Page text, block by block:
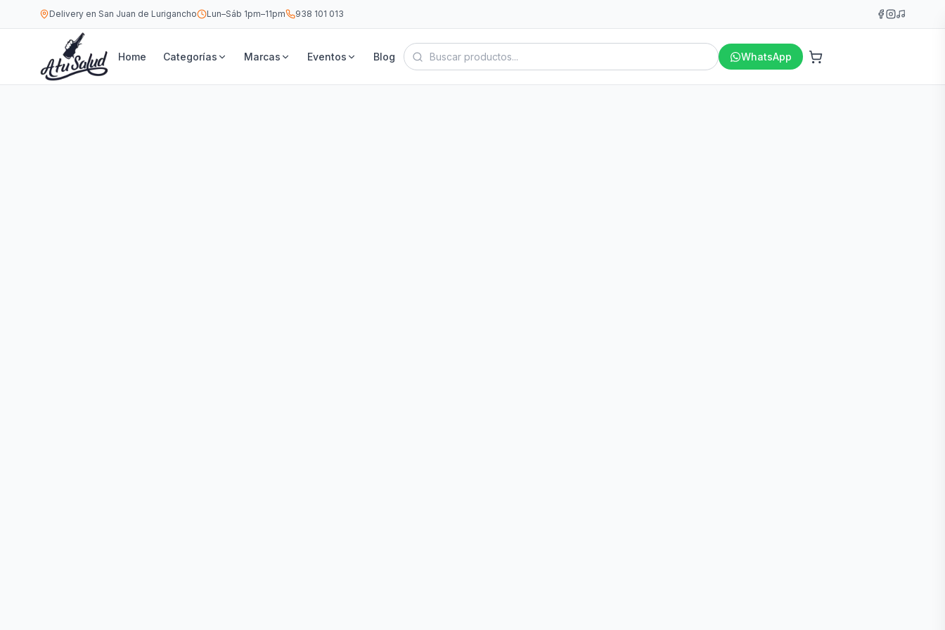
Delivery en San Juan de Lurigancho Lun–Sáb 1pm–11pm 938 101 013
Home Categorías Marcas Eventos Blog WhatsApp